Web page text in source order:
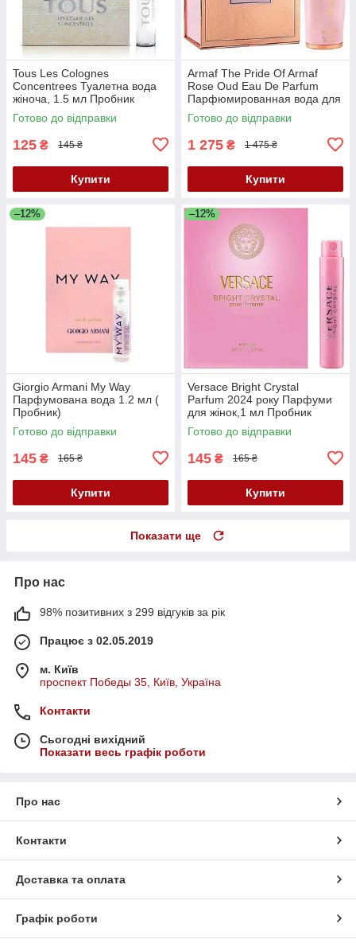
Tous Les Colognes
Concentrees Туалетна вода
жіноча, 1.5 мл Пробник
Готово до відправки
125 ₴ 145 ₴
Купити
Armaf The Pride Of Armaf
Rose Oud Eau De Parfum
Парфюмированная вода для
женщин , 100 мл
Готово до відправки
1 275 ₴ 1 475 ₴
Купити
–12%
Giorgio Armani My Way
Парфумована вода 1.2 мл (
Пробник)
Готово до відправки
145 ₴ 165 ₴
Купити
–12%
Versace Bright Crystal
Parfum 2024 року Парфуми
для жінок,1 мл Пробник
Готово до відправки
145 ₴ 165 ₴
Купити
Показати ще
Про нас
98% позитивних з 299 відгуків за рік
Працює з 02.05.2019
м. Київ
проспект Победы 35, Київ, Україна
Контакти
Сьогодні вихідний
Показати весь графік роботи
Про нас
Контакти
Доставка та оплата
Графік роботи